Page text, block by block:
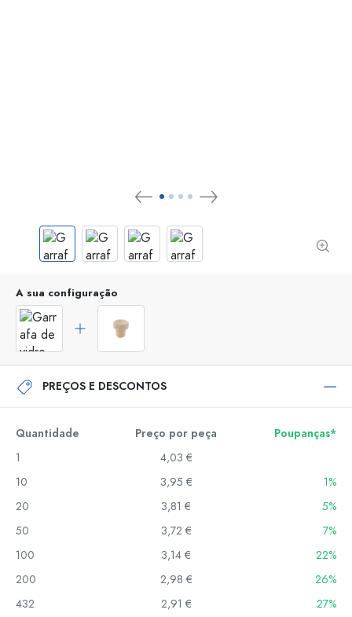
A sua configuração
PREÇOS E DESCONTOS
Quantidade Preço por peça
Poupanças*
1
4,03 €
10
3,95 €
1%
20
3,81 €
5%
50
3,72 €
7%
100
3,14 €
22%
200
2,98 €
26%
432
2,91 €
27%